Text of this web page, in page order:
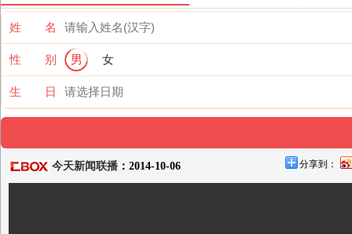
姓 名
性 别 男 女
生 日
今天新闻联播 ：2014-10-06 分享到：